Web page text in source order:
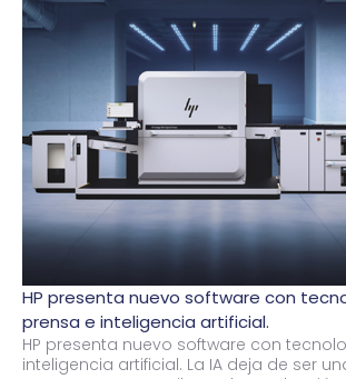
HP presenta nuevo software con
prensa e inteligencia artificial.
HP presenta nuevo software con
inteligencia artificial. La IA deja de ser